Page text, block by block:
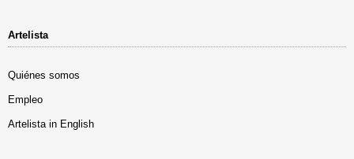
Artelista
Quiénes somos
Empleo
Artelista in English